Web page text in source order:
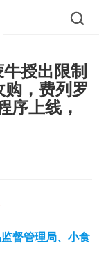
授出限制
，费列罗
序上线，
督管理局、小食